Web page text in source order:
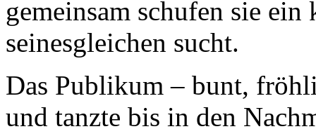
gemeinsam schufen sie
seinesgleichen sucht.
Das Publikum – bunt,
und tanzte bis in den